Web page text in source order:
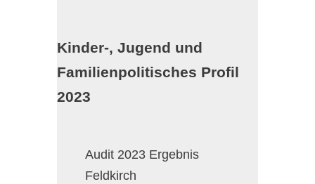
Kinder-, Jugend und
Familienpolitisches Profil
2023
Audit 2023 Ergebnis
Feldkirch